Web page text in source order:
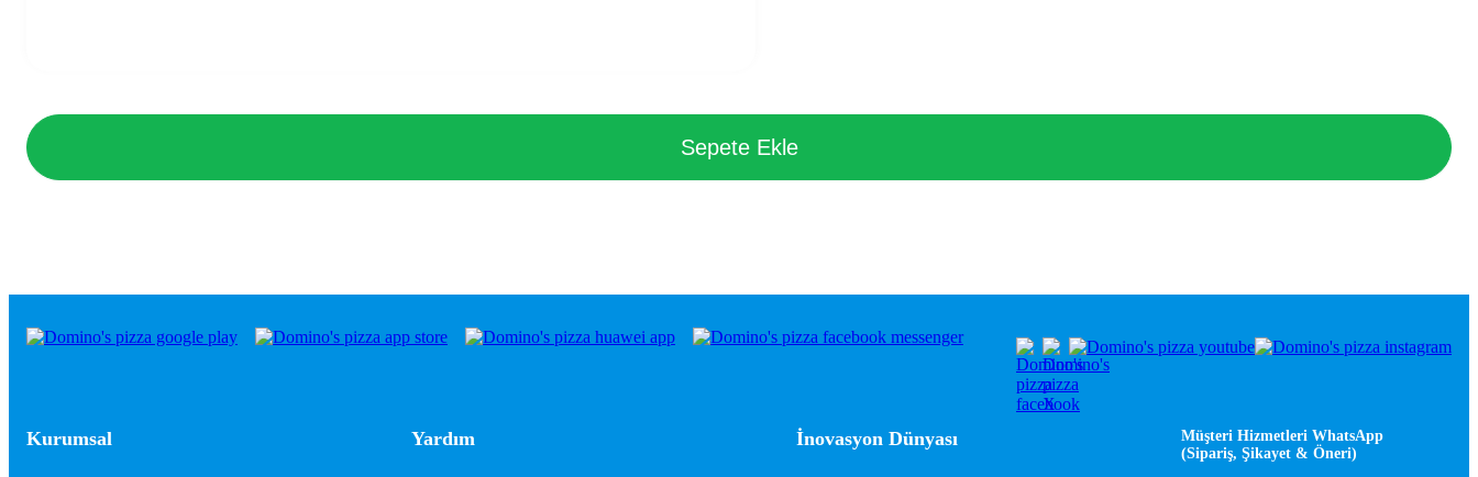
Sepete Ekle
Kurumsal Yardım İnovasyon Dünyası
Müşteri Hizmetleri WhatsApp
(Sipariş, Şikayet & Öneri)